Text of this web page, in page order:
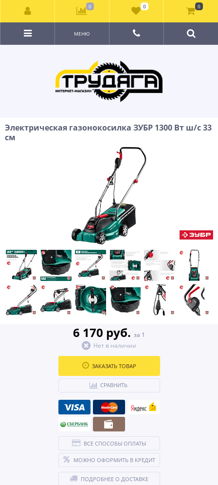
МЕНЮ
Электрическая газонокосилка ЗУБР 1300 Вт ш/с 33
см
6 170 руб. за 1
Нет в наличии
ЗАКАЗАТЬ ТОВАР
СРАВНИТЬ
ВСЕ СПОСОБЫ ОПЛАТЫ
МОЖНО ОФОРМИТЬ В КРЕДИТ
ПОДРОБНЕЕ О ДОСТАВКЕ
0 0 0